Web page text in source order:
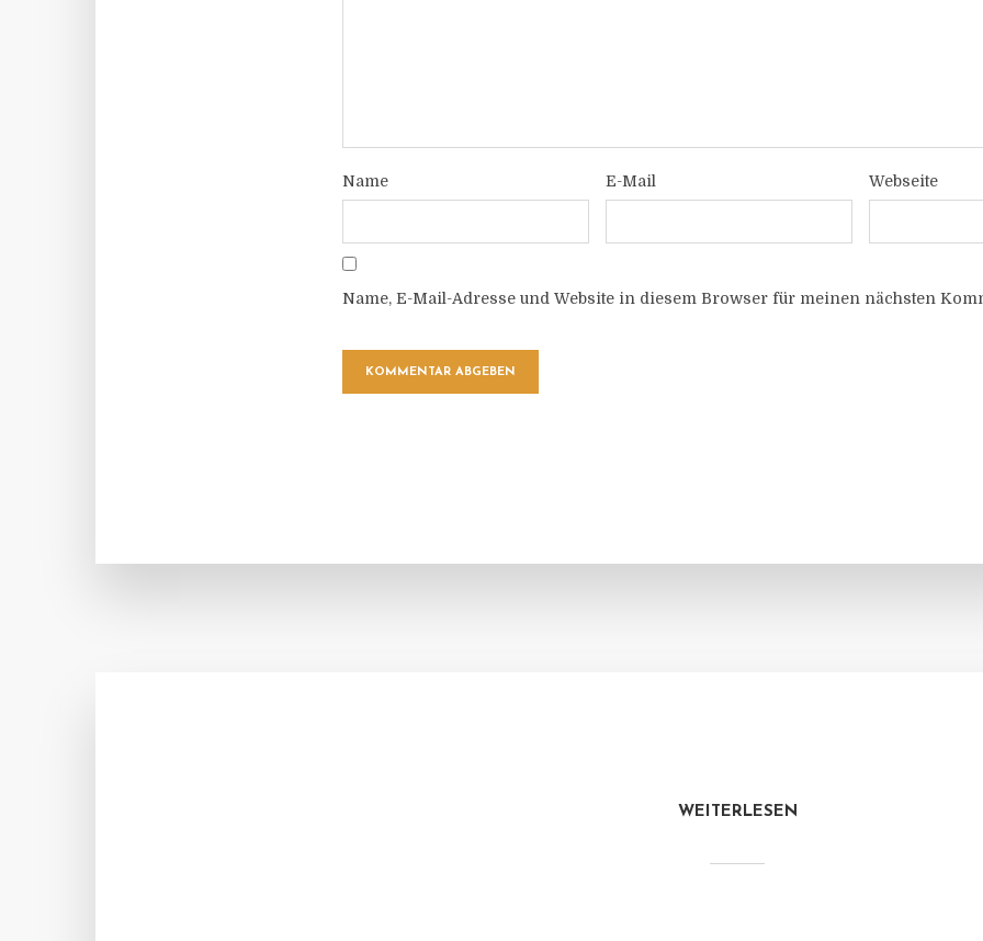
Name E-Mail Webseite
Name, E-Mail-Adresse und Website in diesem Browser für meinen nächsten
WEITERLESEN